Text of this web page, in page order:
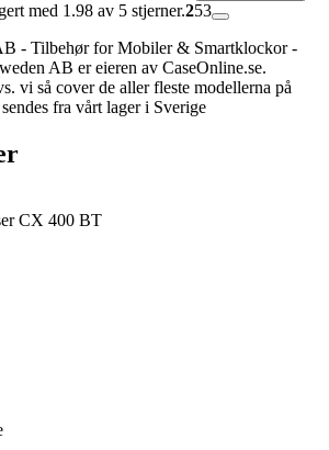
med 1.98 av 5 stjerner.253
- Tilbehør for Mobiler & Smartklockor -
AB er eieren av CaseOnline.se.
vi så cover de aller fleste modellerna på
fra vårt lager i Sverige
CX 400 BT